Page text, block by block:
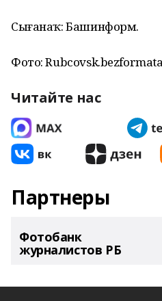
Сығанаҡ: Башинформ.
Фото:
Читайте нас
Партнеры
Фотобанк
журналистов РБ